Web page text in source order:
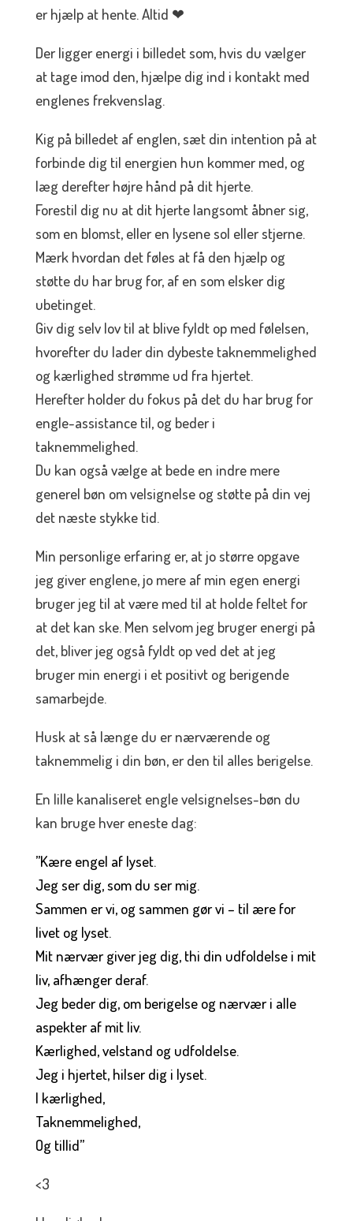
er hjælp at hente. Altid ❤
Der ligger energi i billedet som, hvis du vælger
at tage imod den, hjælpe dig ind i kontakt med
englenes frekvenslag.
Kig på billedet af englen, sæt din intention på at
forbinde dig til energien hun kommer med, og
læg derefter højre hånd på dit hjerte.
Forestil dig nu at dit hjerte langsomt åbner sig,
som en blomst, eller en lysene sol eller stjerne.
Mærk hvordan det føles at få den hjælp og
støtte du har brug for, af en som elsker dig
ubetinget.
Giv dig selv lov til at blive fyldt op med følelsen,
hvorefter du lader din dybeste taknemmelighed
og kærlighed strømme ud fra hjertet.
Herefter holder du fokus på det du har brug for
engle-assistance til, og beder i
taknemmelighed.
Du kan også vælge at bede en indre mere
generel bøn om velsignelse og støtte på din vej
det næste stykke tid.
Min personlige erfaring er, at jo større opgave
jeg giver englene, jo mere af min egen energi
bruger jeg til at være med til at holde feltet for
at det kan ske. Men selvom jeg bruger energi på
det, bliver jeg også fyldt op ved det at jeg
bruger min energi i et positivt og berigende
samarbejde.
Husk at så længe du er nærværende og
taknemmelig i din bøn, er den til alles berigelse.
En lille kanaliseret engle velsignelses-bøn du
kan bruge hver eneste dag:
”Kære engel af lyset.
Jeg ser dig, som du ser mig.
Sammen er vi, og sammen gør vi – til ære for
livet og lyset.
Mit nærvær giver jeg dig, thi din udfoldelse i mit
liv, afhænger deraf.
Jeg beder dig, om berigelse og nærvær i alle
aspekter af mit liv.
Kærlighed, velstand og udfoldelse.
Jeg i hjertet, hilser dig i lyset.
I kærlighed,
Taknemmelighed,
Og tillid”
<3